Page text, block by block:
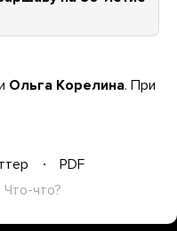
Ольга Корелина. При
PDF
Что-что?